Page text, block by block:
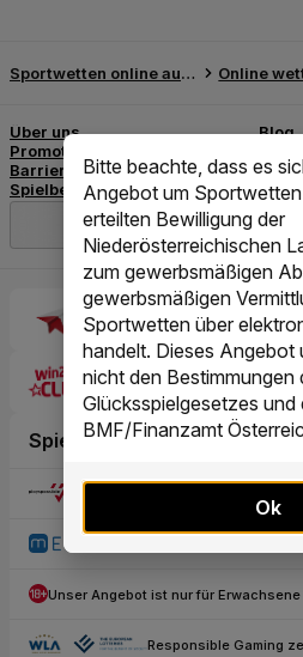
Bitte beachte, dass es
Angebot um
erteilten Bewilligung der
Niederösterreichischen
zum gewerbsmäßigen
gewerbsmäßigen
Sportwetten über
handelt. Dieses Angebot
nicht den Bestimmungen
Glücksspielgesetzes
BMF/Finanzamt
Ok